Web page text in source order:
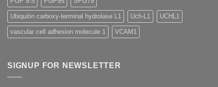
Ubiquitin carboxy-terminal hydrolase L1 Uch-L1 UCHL1
vascular cell adhesion molecule 1 VCAM1
SIGNUP FOR NEWSLETTER